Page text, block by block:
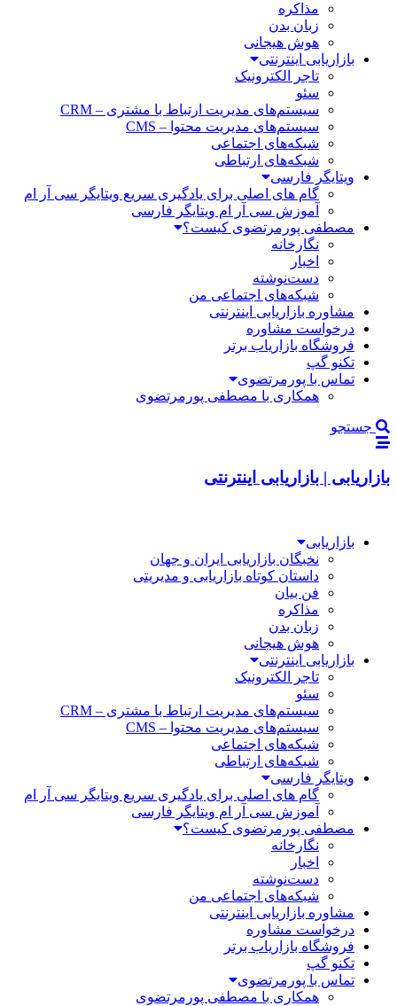
مذاکره
زبان بدن
هوش هیجانی
بازاریابی اینترنتی
تاجر الکترونیک
سئو
سیستم‌های مدیریت ارتباط با مشتری – CRM
سیستم‌های مدیریت محتوا – CMS
شبکه‌های اجتماعی
شبکه‌های ارتباطی
ویتایگر فارسی
گام های اصلی برای یادگیری سریع ویتایگر سی آر ام
آموزش سی آر ام ویتایگر فارسی
مصطفی پورمرتضوی کیست؟
نگارخانه
اخبار
دست‌نوشته
شبکه‌های اجتماعی من
مشاوره بازاریابی اینترنتی
درخواست مشاوره
فروشگاه بازاریاب برتر
تکنو گپ
تماس با پورمرتضوی
همکاری با مصطفی پورمرتضوی
جستجو
بازاریابی | بازاریابی اینترنتی
بازاریابی
نخبگان بازاریابی ایران و جهان
داستان کوتاه بازاریابی و مدیریتی
فن بیان
مذاکره
زبان بدن
هوش هیجانی
بازاریابی اینترنتی
تاجر الکترونیک
سئو
سیستم‌های مدیریت ارتباط با مشتری – CRM
سیستم‌های مدیریت محتوا – CMS
شبکه‌های اجتماعی
شبکه‌های ارتباطی
ویتایگر فارسی
گام های اصلی برای یادگیری سریع ویتایگر سی آر ام
آموزش سی آر ام ویتایگر فارسی
مصطفی پورمرتضوی کیست؟
نگارخانه
اخبار
دست‌نوشته
شبکه‌های اجتماعی من
مشاوره بازاریابی اینترنتی
درخواست مشاوره
فروشگاه بازاریاب برتر
تکنو گپ
تماس با پورمرتضوی
همکاری با مصطفی پورمرتضوی